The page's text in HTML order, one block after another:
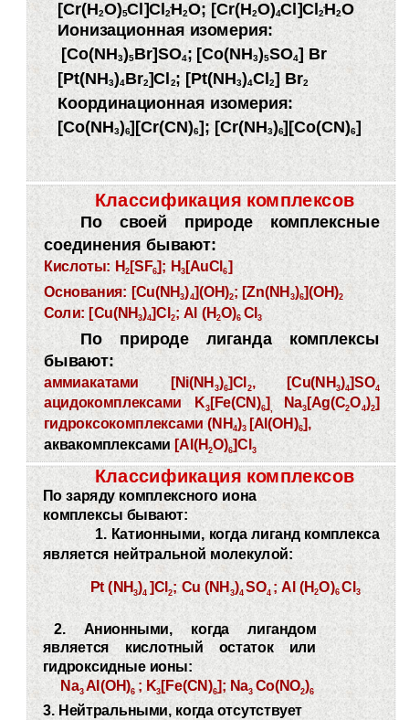
[Cr(H2O)5Cl]Cl2H2O; [Cr(H2O)4Cl]Cl2H2O
Ионизационная изомерия:
[Co(NH3)5Br]SO4; [Co(NH3)5SO4] Br
[Pt(NH3)4Br2]Cl2; [Pt(NH3)4Cl2] Br2
Координационная изомерия:
[Co(NH3)6][Cr(CN)6]; [Cr(NH3)6][Co(CN)6]
Классификация комплексов
По своей природе комплексные
соединения бывают:
Кислоты: Н2[SF6]; H3[AuCl6]
Основания: [Cu(NH3)4](OH)2; [Zn(NH 3)6](OH)2
Соли: [Cu(NH3)4]Cl 2; Al (H2O)6 Cl3
По природе лиганда комплексы
бывают:
аммиакатами [Ni(NH 3)6]Cl 2, [Cu(NH3)4]SO4
ацидокомплексами K3[Fe(CN)6], Na3 [Ag(C2O4)2]
гидроксокомплексами(NH4)3 [Al(OH)6],
аквакомплексами [Al(H2O)6]Cl 3
Классификация комплексов
По заряду комплексного иона
комплексы бывают:
1. Катионными, когда лиганд комплекса
является нейтральной молекулой:
Pt (NH3)4 ]Cl2; Cu (NH 3)4SO4 ; Al (H2O)6Cl 3
2. Анионными, когда лигандом
является кислотный остаток или
гидроксидные ионы:
Na3Al(OH)6 ; K3 [Fe(CN)6]; Na3 Co(NO2)6
3. Нейтральными, когда отсутствует